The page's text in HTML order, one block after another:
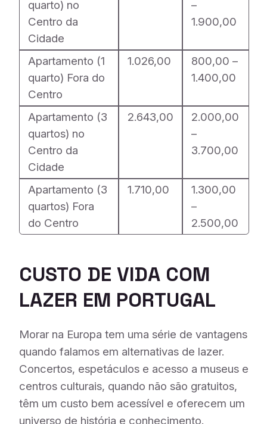
quarto) no
Centro da
Cidade
–
1.900,00
Apartamento (1
quarto) Fora do
Centro
1.026,00
800,00 –
1.400,00
Apartamento (3
quartos) no
Centro da
Cidade
2.643,00
2.000,00
–
3.700,00
Apartamento (3
quartos) Fora
do Centro
1.710,00
1.300,00
–
2.500,00
CUSTO DE VIDA COM
LAZER EM PORTUGAL
Morar na Europa tem uma série de vantagens
quando falamos em alternativas de lazer.
Concertos, espetáculos e acesso a museus e
centros culturais, quando não são gratuitos,
têm um custo bem acessível e oferecem um
universo de história e conhecimento.